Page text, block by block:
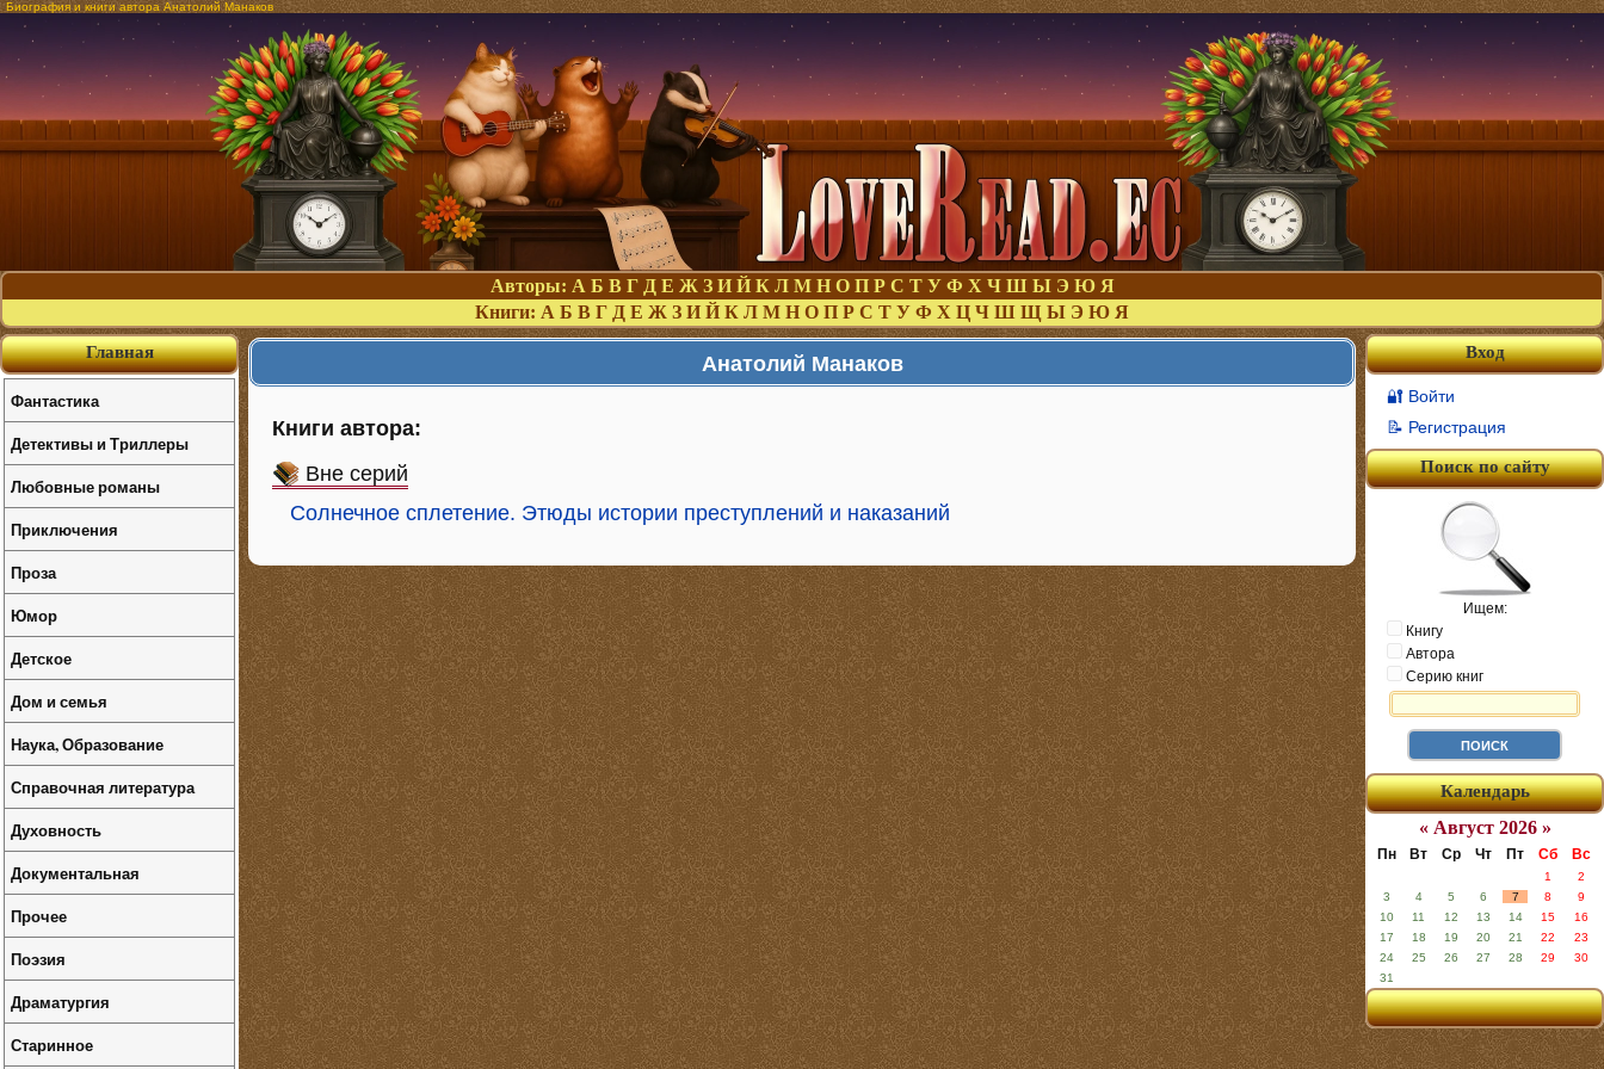
Биография и книги автора Анатолий Манаков
Авторы: А Б В Г Д Е Ж З И Й К Л М Н О П Р С Т У Ф Х Ч Ш Ы Э Ю Я
Книги: А Б В Г Д Е Ж З И Й К Л М Н О П Р С Т У Ф Х Ц Ч Ш Щ Ы Э Ю Я
Анатолий Манаков
Книги автора:
Вне серий
Солнечное сплетение. Этюды истории преступлений и наказаний
Вход
🔐 Войти
📝 Регистрация
Поиск по сайту
Ищем:
Книгу
Автора
Серию книг
Календарь
« Август 2026 »
Пн Вт Ср Чт Пт Сб Вс
1
2
3
4 5 6 7 8
9
10
11 12 13 14 15
16
17
18 19 20 21 22
23
24
25 26 27 28 29
30
31
Главная
Фантастика
Детективы и Триллеры
Любовные романы
Приключения
Проза
Юмор
Детское
Дом и семья
Наука, Образование
Справочная литература
Духовность
Документальная
Прочее
Поэзия
Драматургия
Старинное